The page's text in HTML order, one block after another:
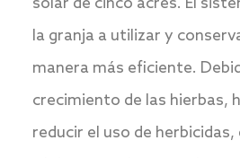
solar de cinco acres. El
la granja a utilizar y
manera más eficiente.
crecimiento de las hierbas,
reducir el uso de herbicidas,